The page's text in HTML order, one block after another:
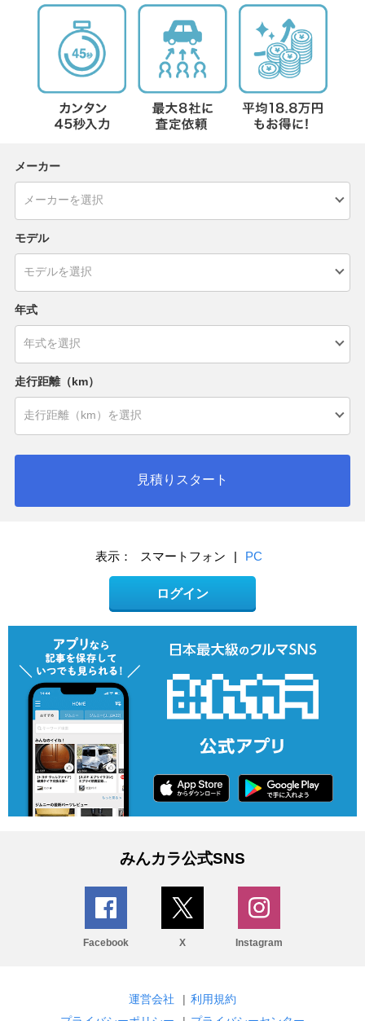
メーカー
モデル
年式
走行距離（km）
見積りスタート
表示： スマートフォン | PC
ログイン
みんカラ公式SNS
Facebook X Instagram
運営会社 | 利用規約